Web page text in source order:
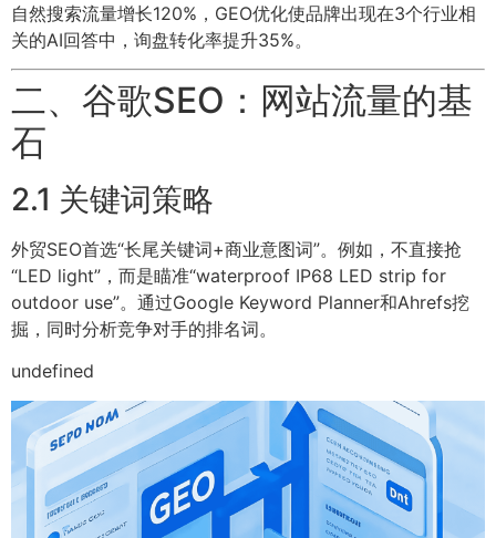
自然搜索流量增长120%，GEO优化使品牌出现在3个行业相
关的AI回答中，询盘转化率提升35%。
二、谷歌SEO：网站流量的基
石
2.1 关键词策略
外贸SEO首选“长尾关键词+商业意图词”。例如，不直接抢
“LED light”，而是瞄准“waterproof IP68 LED strip for
outdoor use”。通过Google Keyword Planner和Ahrefs挖
掘，同时分析竞争对手的排名词。
undefined